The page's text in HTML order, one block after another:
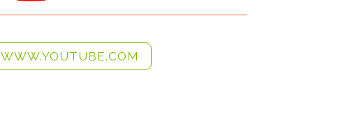
WWW.YOUTUBE.COM